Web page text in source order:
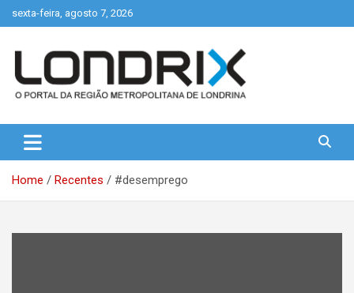
to
sexta-feira, agosto 7, 2026
Londrix
Home Recentes #desemprego